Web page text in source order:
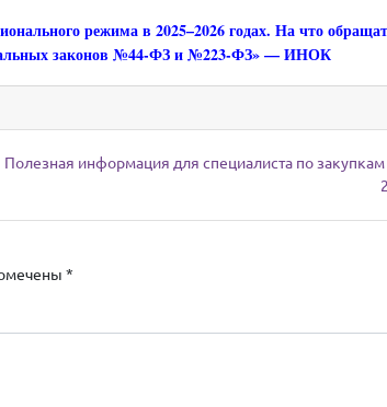
режима в 2025–2026 годах. На что
законов №44-ФЗ и №223-ФЗ» — ИНОК
Полезная информация для специалиста по закупкам
*